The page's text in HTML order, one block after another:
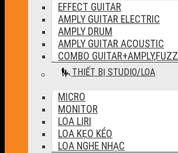
EFFECT GUITAR
AMPLY GUITAR ELECTRIC
AMPLY DRUM
AMPLY GUITAR ACOUSTIC
COMBO GUITAR+AMPLY,FUZZ
THIẾT BỊ STUDIO/LOA
MICRO
MONITOR
LOA LIRI
LOA KẸO KÉO
LOA NGHE NHẠC